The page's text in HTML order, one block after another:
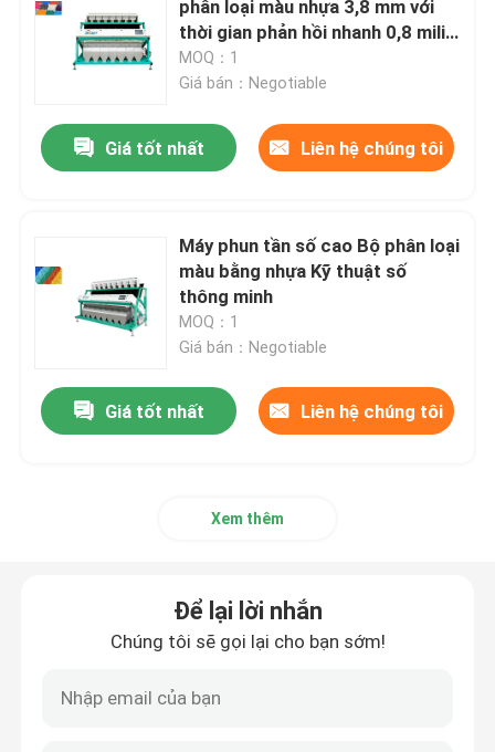
Máy phân loại vật liệu
Máy phân loại màu ngô
phân loại màu nhựa 3,8 mm với
thời gian phản hồi nhanh 0,8 mili
giây
MOQ：1
Giá bán：Negotiable
Giá tốt nhất Liên hệ chúng tôi
Máy phun tần số cao Bộ phân loại
màu bằng nhựa Kỹ thuật số
thông minh
MOQ：1
Giá bán：Negotiable
Giá tốt nhất Liên hệ chúng tôi
Xem thêm
Để lại lời nhắn
Chúng tôi sẽ gọi lại cho bạn sớm!